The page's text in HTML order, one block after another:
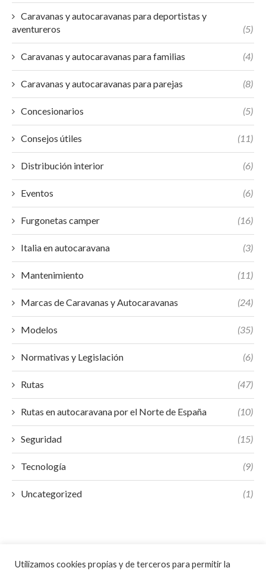
Caravanas y autocaravanas para deportistas y
aventureros
(5)
Caravanas y autocaravanas para familias (4)
Caravanas y autocaravanas para parejas (8)
Concesionarios (5)
Consejos útiles (11)
Distribución interior (6)
Eventos (6)
Furgonetas camper (16)
Italia en autocaravana (3)
Mantenimiento (11)
Marcas de Caravanas y Autocaravanas (24)
Modelos (35)
Normativas y Legislación (6)
Rutas (47)
Rutas en autocaravana por el Norte de España (10)
Seguridad (15)
Tecnología (9)
Uncategorized (1)
Utilizamos cookies propias y de terceros para permitir la